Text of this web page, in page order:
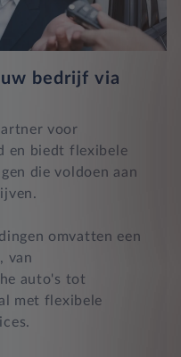
bedrijf via
voor
en biedt flexibele
die voldoen aan
omvatten een
van
auto's tot
met flexibele